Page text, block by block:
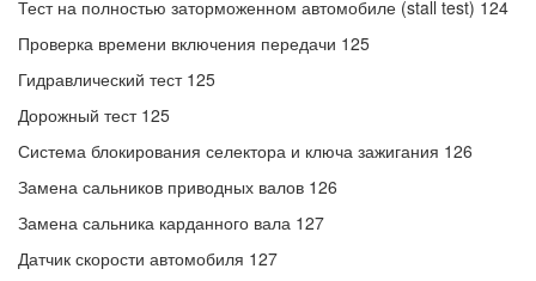
Тест на полностью заторможенном автомобиле (stall test) 124
Проверка времени включения передачи 125
Гидравлический тест 125
Дорожный тест 125
Система блокирования селектора и ключа зажигания 126
Замена сальников приводных валов 126
Замена сальника карданного вала 127
Датчик скорости автомобиля 127